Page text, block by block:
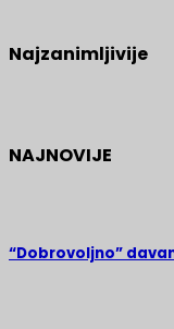
Najzanimljivije
NAJNOVIJE
“Dobrovoljno”